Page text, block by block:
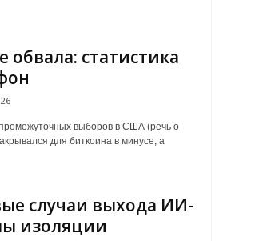
обвала: статистика
выборов в США (речь о
для биткоина в минусе, а
случаи выхода ИИ-
изоляции